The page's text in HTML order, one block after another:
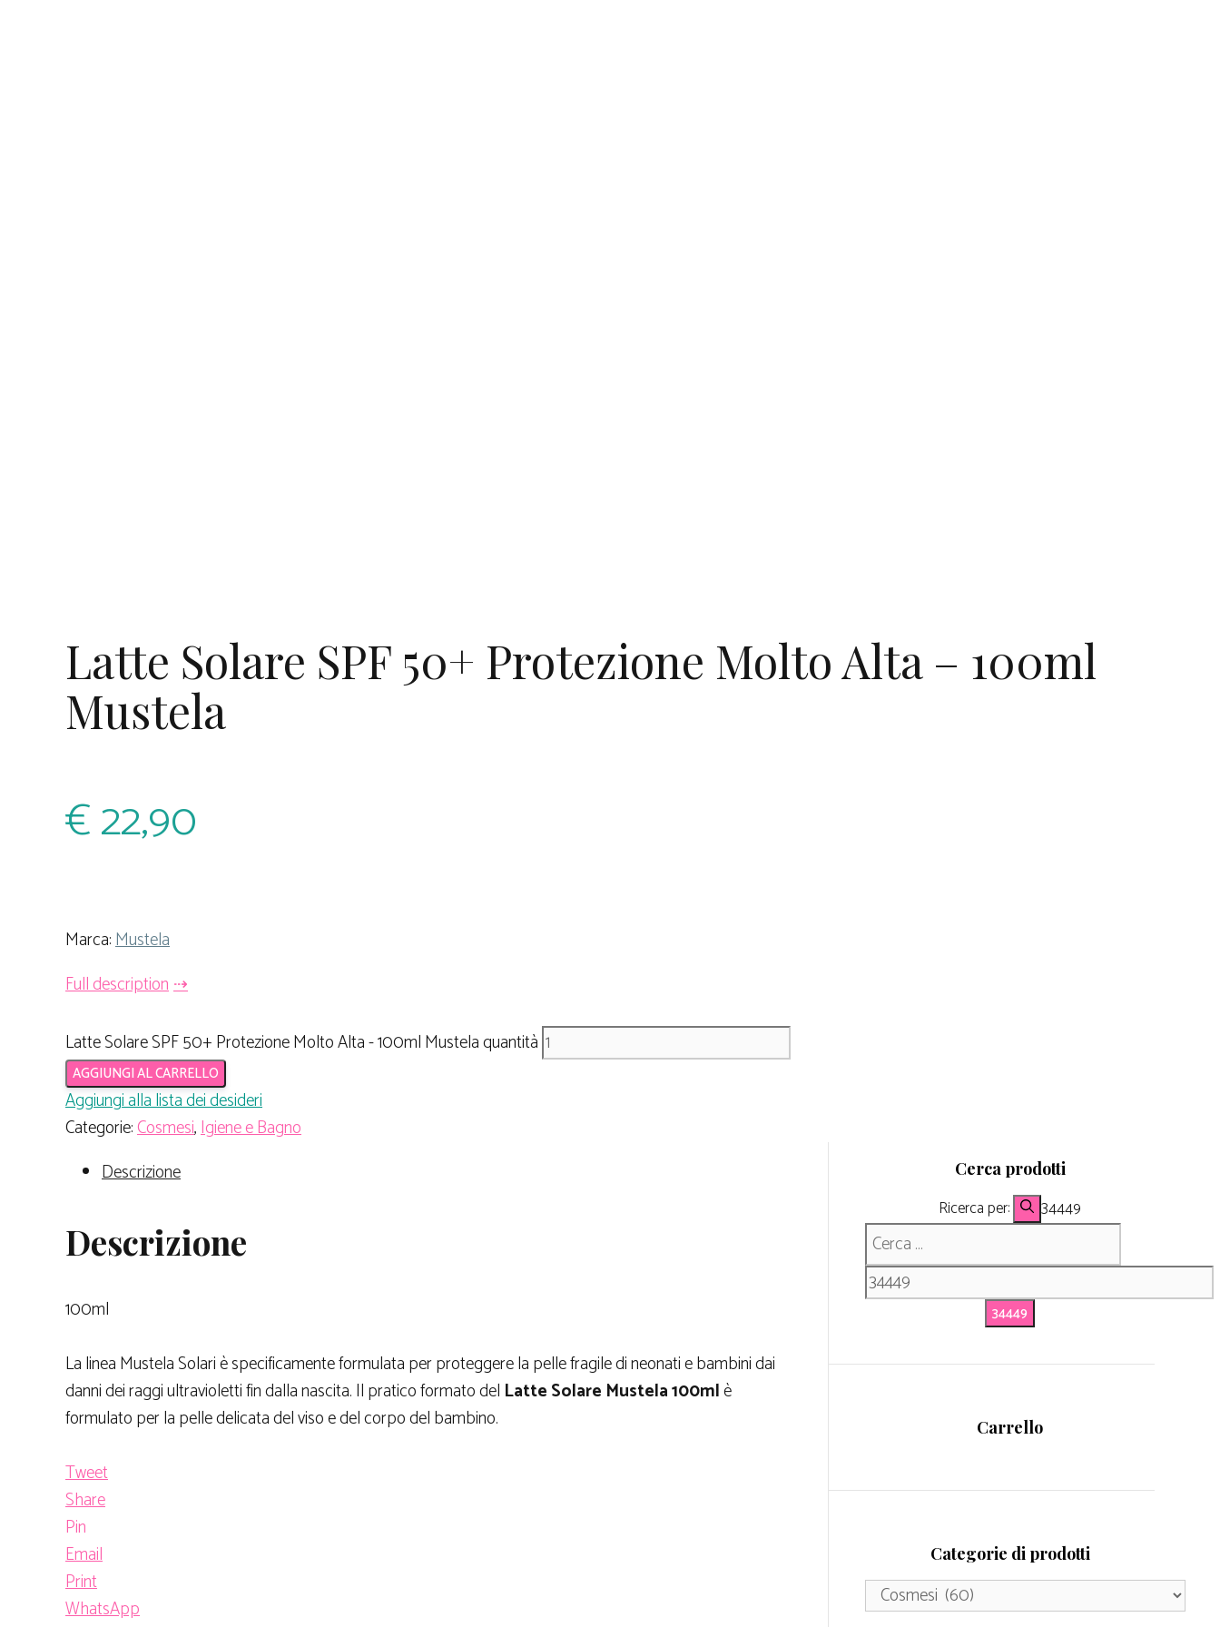
Latte Solare SPF 50+ Protezione Molto Alta – 100ml
Mustela
€22,90
Marca:Mustela
Full description
Latte Solare SPF 50+ Protezione Molto Alta - 100ml Mustela quantità
AGGIUNGI AL CARRELLO
Aggiungi alla lista dei desideri
Categorie:Cosmesi,Igiene e Bagno
Descrizione
Descrizione
100ml
La linea Mustela Solari è specificamente formulata per proteggere la pelle fragile di neonati e bambini dai
danni dei raggi ultravioletti fin dalla nascita. Il pratico formato del Latte Solare Mustela 100mlè
formulato per la pelle delicata del viso e del corpo del bambino.
Tweet
Share
Pin
Email
Print
WhatsApp
Cerca prodotti
Ricerca per: 34449
Carrello
Categorie di prodotti